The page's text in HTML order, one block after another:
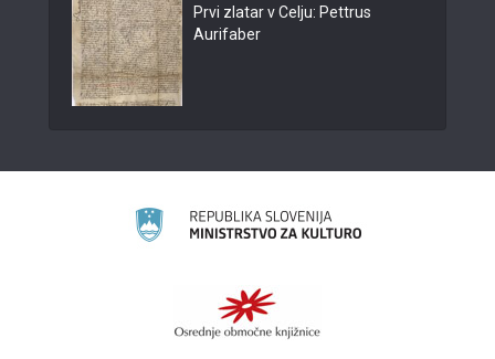
Prvi zlatar v Celju: Pettrus
Aurifaber